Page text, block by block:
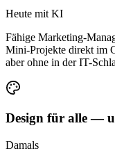
Heute mit KI
Fähige Marketing-
Mini-Projekte direkt im
aber ohne in der IT-
Design für alle —
Damals